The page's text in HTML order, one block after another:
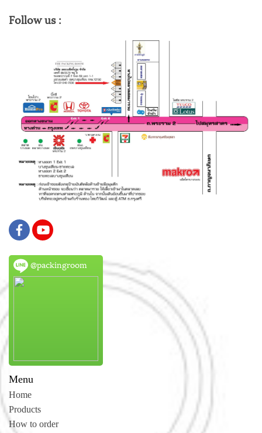
Follow us :
@packingroom
Menu
Home
Products
How to order